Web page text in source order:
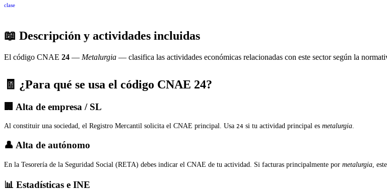
clase
📖 Descripción y actividades incluidas
El código CNAE 24 — Metalurgia — clasifica las actividades económicas relacionadas con este sector según la
🧾 ¿Para qué se usa el código CNAE 24?
🏢 Alta de empresa / SL
Al constituir una sociedad, el Registro Mercantil solicita el CNAE principal. Usa 24 si tu actividad principal es metalurgia.
👤 Alta de autónomo
En la Tesorería de la Seguridad Social (RETA) debes indicar el CNAE de tu actividad. Si facturas principalmente por metalurgia ,
📊 Estadísticas e INE